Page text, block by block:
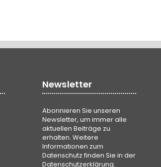
Newsletter
Abonnieren Sie unseren
Newsletter, um immer alle
aktuellen Beiträge zu
erhalten. Weitere
Informationen zum
Datenschutz finden Sie in der
Datenschutzerklärung.